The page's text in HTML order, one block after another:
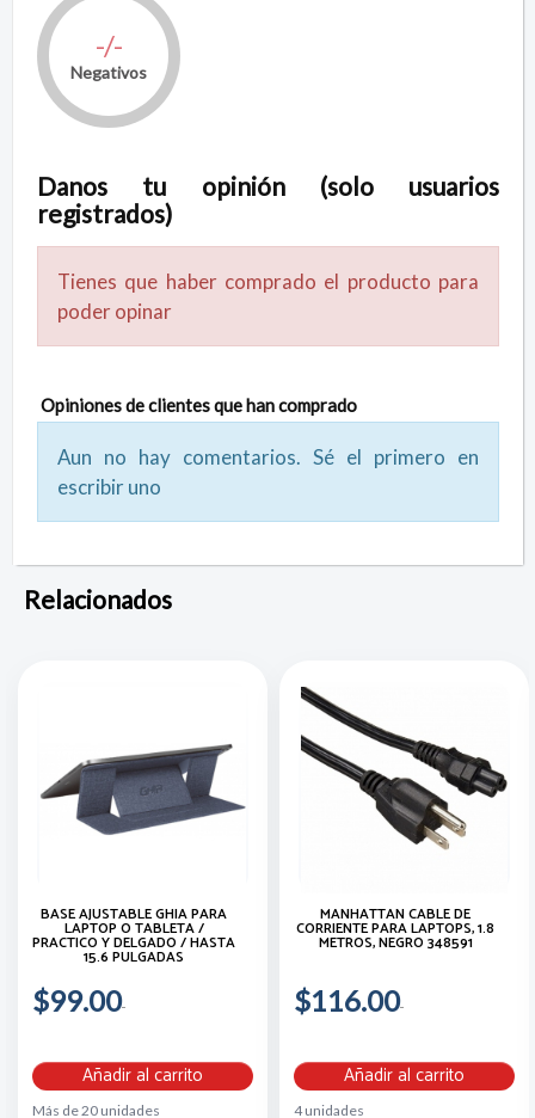
-/-
Negativos
Danos tu opinión (solo usuarios
registrados)
Tienes que haber comprado el producto para
poder opinar
Opiniones de clientes que han comprado
Aun no hay comentarios. Sé el primero en
escribir uno
Relacionados
BASE AJUSTABLE GHIA PARA
LAPTOP O TABLETA /
PRACTICO Y DELGADO / HASTA
15.6 PULGADAS
$99.00
Añadir al carrito
Más de 20 unidades
MANHATTAN CABLE DE
CORRIENTE PARA LAPTOPS, 1.8
METROS, NEGRO 348591
$116.00
Añadir al carrito
4 unidades